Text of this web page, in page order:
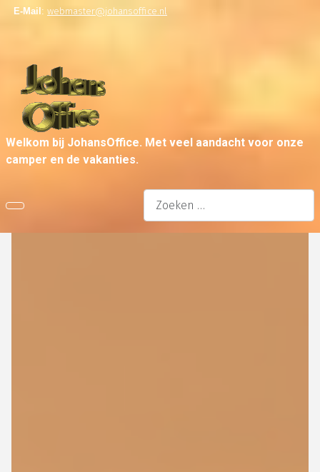
Welkom bij JohansOffice. Met veel aandacht voor onze
camper en de vakanties.
Zoeken
E-Mail : webmaster@johansoffice.nl